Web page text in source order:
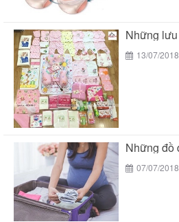
13/07/2018
07/07/2018